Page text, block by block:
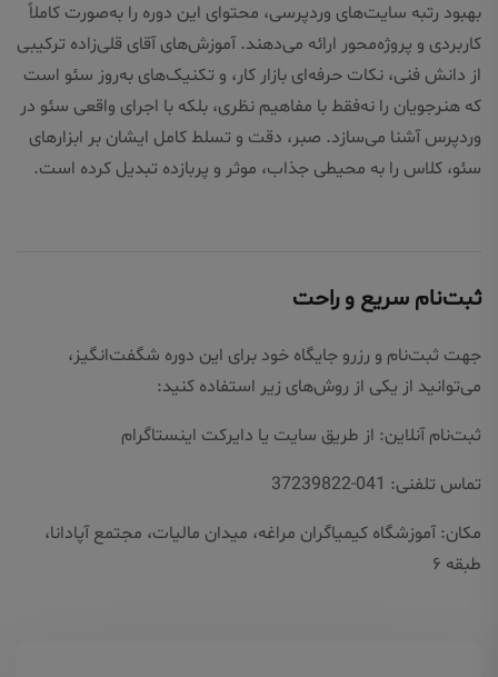
بهبود رتبه سایت‌های وردپرسی، محتوای این دوره را به‌صورت کاملاً
کاربردی و پروژه‌محور ارائه می‌دهند. آموزش‌های آقای قلی‌زاده ترکیبی
از دانش فنی، نکات حرفه‌ای بازار کار، و تکنیک‌های به‌روز سئو است
که هنرجویان را نه‌فقط با مفاهیم نظری، بلکه با اجرای واقعی سئو در
وردپرس آشنا می‌سازد. صبر، دقت و تسلط کامل ایشان بر ابزارهای
سئو، کلاس را به محیطی جذاب، موثر و پربازده تبدیل کرده است.
ثبت‌نام سریع و راحت
جهت ثبت‌نام و رزرو جایگاه خود برای این دوره شگفت‌انگیز،
می‌توانید از یکی از روش‌های زیر استفاده کنید:
ثبت‌نام آنلاین: از طریق سایت یا دایرکت اینستاگرام
تماس تلفنی: 041-37239822
مکان: آموزشگاه کیمیاگران مراغه، میدان مالیات، مجتمع آپادانا،
طبقه ۶